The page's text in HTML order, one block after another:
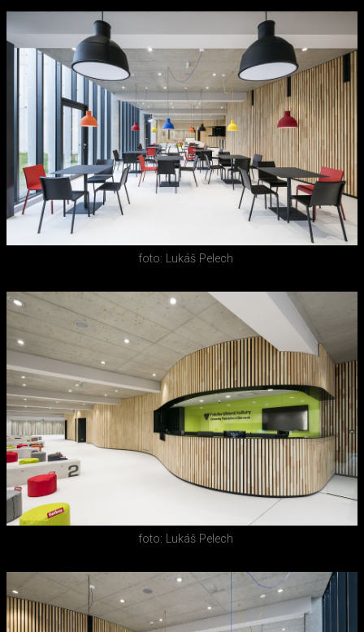
foto: Lukáš Pelech
foto: Lukáš Pelech